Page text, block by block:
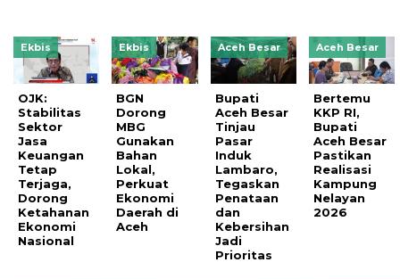
Ekbis
OJK:
Stabilitas
Sektor
Jasa
Keuangan
Tetap
Terjaga,
Dorong
Ketahanan
Ekonomi
Nasional
Ekbis
BGN
Dorong
MBG
Gunakan
Bahan
Lokal,
Perkuat
Ekonomi
Daerah di
Aceh
Aceh Besar
Bupati
Aceh Besar
Tinjau
Pasar
Induk
Lambaro,
Tegaskan
Penataan
dan
Kebersihan
Jadi
Prioritas
Aceh Besar
Bertemu
KKP RI,
Bupati
Aceh Besar
Pastikan
Realisasi
Kampung
Nelayan
2026